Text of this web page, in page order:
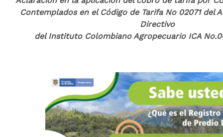
Contemplados en el Código de Tarifa No 02071 del
Directivo
del Instituto Colombiano Agropecuario ICA